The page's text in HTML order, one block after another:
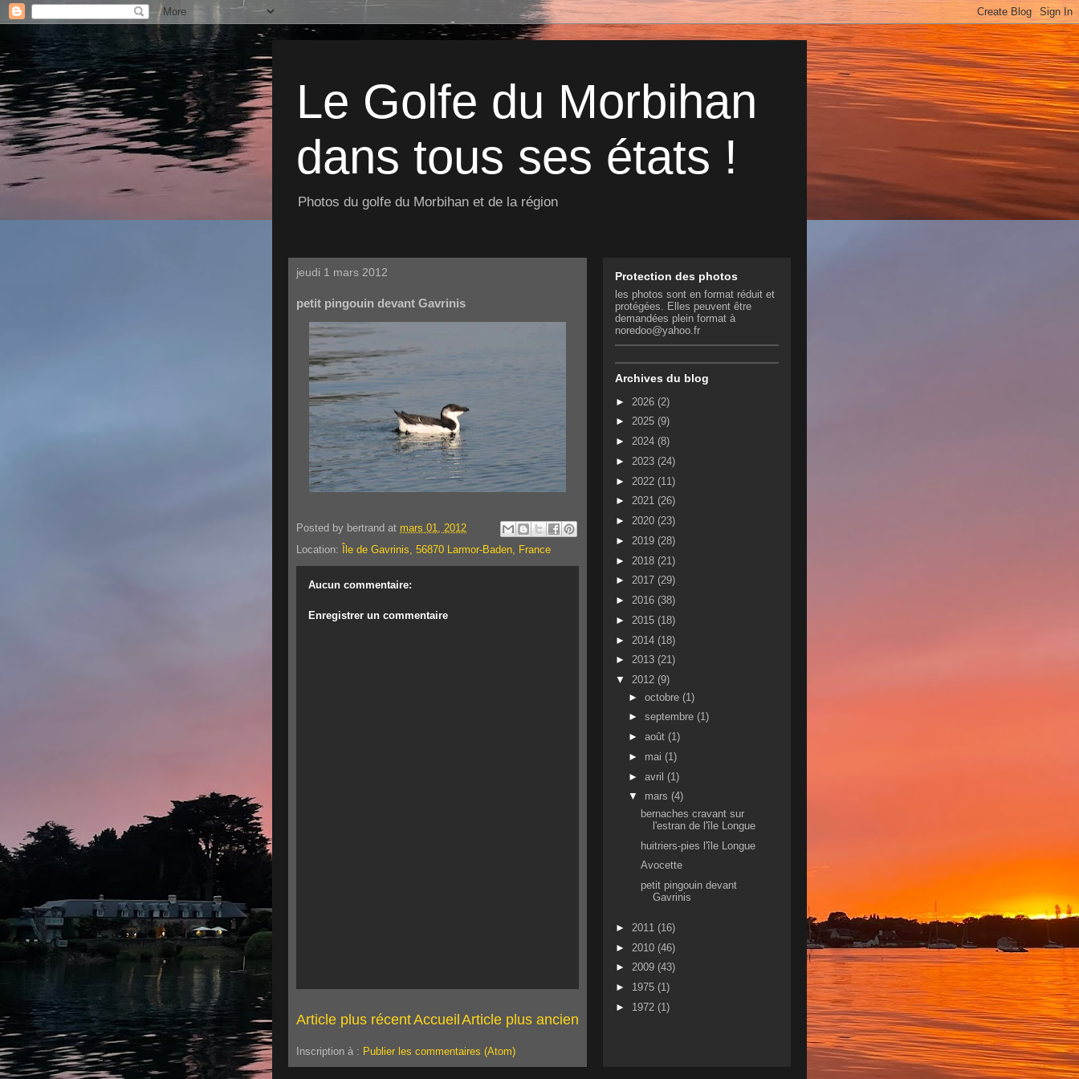
Le Golfe du Morbihan
dans tous ses états !
Photos du golfe du Morbihan et de la région
jeudi 1 mars 2012
petit pingouin devant Gavrinis
Posted by bertrand at mars 01, 2012
Location:
Île de Gavrinis, 56870 Larmor-Baden, France
Aucun commentaire:
Enregistrer un commentaire
Article plus récent Article plus ancien
Accueil
Inscription à : Publier les commentaires (Atom)
Protection des photos
les photos sont en format réduit et
protégées. Elles peuvent être
demandées plein format à
noredoo@yahoo.fr
Archives du blog
► 2026 (2)
► 2025 (9)
► 2024 (8)
► 2023 (24)
► 2022 (11)
► 2021 (26)
► 2020 (23)
► 2019 (28)
► 2018 (21)
► 2017 (29)
► 2016 (38)
► 2015 (18)
► 2014 (18)
► 2013 (21)
▼ 2012 (9)
► octobre (1)
► septembre (1)
► août (1)
► mai (1)
► avril (1)
▼ mars (4)
bernaches cravant sur
l'estran de l'île Longue
huitriers-pies l'île Longue
Avocette
petit pingouin devant
Gavrinis
► 2011 (16)
► 2010 (46)
► 2009 (43)
► 1975 (1)
► 1972 (1)